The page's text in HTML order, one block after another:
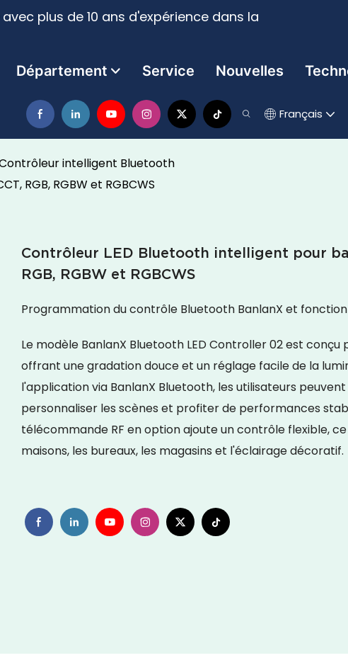
plus de 10 ans d'expérience dans la
Département Service Nouvelles
Français
intelligent Bluetooth
RGB, RGBW et RGBCWS
Contrôleur LED Bluetooth intelligent pour
RGB, RGBW et RGBCWS
Programmation du contrôle Bluetooth BanlanX et
Le modèle BanlanX Bluetooth LED Controller 02 est
offrant une gradation douce et un réglage facile de la
l'application via BanlanX Bluetooth, les utilisateurs
personnaliser les scènes et profiter de performances
télécommande RF en option ajoute un contrôle flexible,
maisons, les bureaux, les magasins et l'éclairage décoratif.